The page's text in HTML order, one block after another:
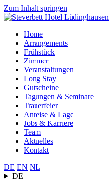
Zum Inhalt springen
Home
Arrangements
Frühstück
Zimmer
Veranstaltungen
Long Stay
Gutscheine
Tagungen & Seminare
Trauerfeier
Anreise & Lage
Jobs & Karriere
Team
Aktuelles
Kontakt
DE EN NL
DE